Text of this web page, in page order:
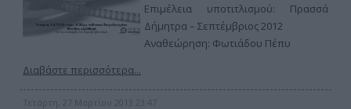
Επιμέλεια υποτιτλισμού: Πρασσά
Δήμητρα – Σεπτέμβριος 2012
Αναθεώρηση: Φωτιάδου Πέπυ
Διαβάστε περισσότερα...
Τετάρτη, 27 Μαρτίου 2013 23:47